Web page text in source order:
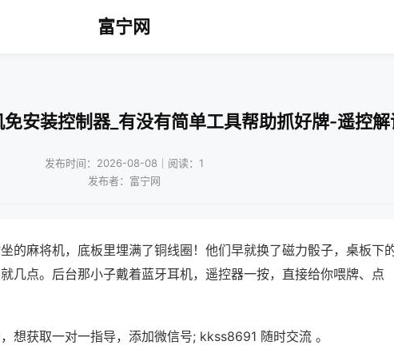
富宁网
安装控制器_有没有简单工具帮助抓好牌-遥控解
发布时间：2026-08-08｜阅读：1
发布者：富宁网
的麻将机，底板里埋满了铜线圈！他们早就换了磁力骰子，桌板下
几点。后台那小子戴着蓝牙耳机，遥控器一按，直接给你喂牌、点
想获取一对一指导，添加微信号; kkss8691 随时交流 。